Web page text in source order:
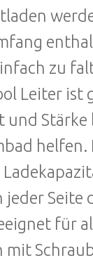
zu
Leiter ist
und
helfen.
Seite
für
mit